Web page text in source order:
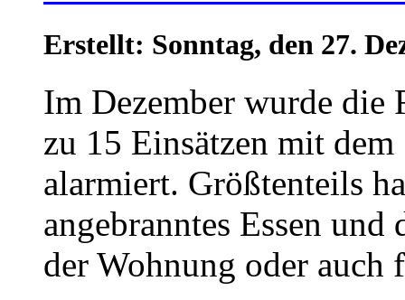
Erstellt: Sonntag, den 27.
Im Dezember wurde die
zu 15 Einsätzen mit
alarmiert. Größtenteils
angebranntes Essen
der Wohnung oder auch